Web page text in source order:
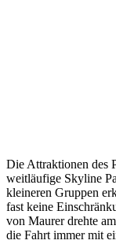
Die Attraktionen des
weitläufige Skyline
kleineren Gruppen
fast keine
von Maurer drehte
die Fahrt immer mit